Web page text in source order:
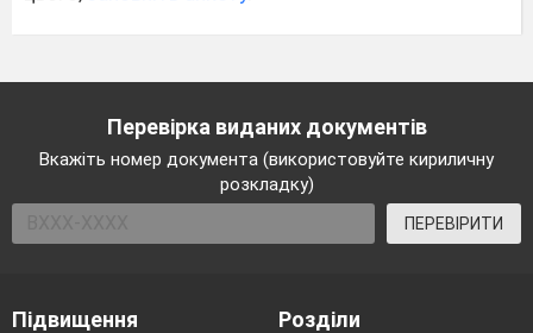
Перевірка виданих документів
Вкажіть номер документа (використовуйте кириличну
розкладку)
ПЕРЕВІРИТИ
Підвищення
Розділи